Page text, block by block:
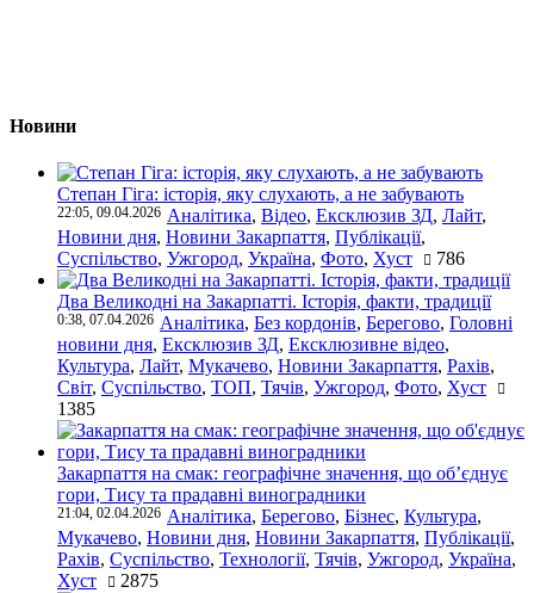
Новини
Степан Гіга: історія, яку слухають, а не забувають
22:05, 09.04.2026 Аналітика, Відео, Ексклюзив ЗД, Лайт,
Новини дня, Новини Закарпаття, Публікації,
Суспільство, Ужгород, Україна, Фото, Хуст 786
Два Великодні на Закарпатті. Історія, факти, традиції
0:38, 07.04.2026 Аналітика, Без кордонів, Берегово, Головні
новини дня, Ексклюзив ЗД, Ексклюзивне відео,
Культура, Лайт, Мукачево, Новини Закарпаття, Рахів,
Світ, Суспільство, ТОП, Тячів, Ужгород, Фото, Хуст
1385
Закарпаття на смак: географічне значення, що об’єднує
гори, Тису та прадавні виноградники
21:04, 02.04.2026 Аналітика, Берегово, Бізнес, Культура,
Мукачево, Новини дня, Новини Закарпаття, Публікації,
Рахів, Суспільство, Технології, Тячів, Ужгород, Україна,
Хуст
2875